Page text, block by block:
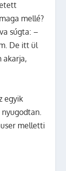
mellé?
súgta: –
De itt ül
akarja,
egyik
melletti